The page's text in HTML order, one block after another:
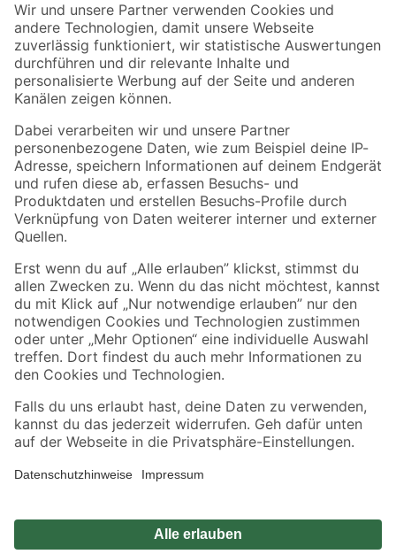
Der toom Newsletter: Keine Angebote und Aktionen mehr verpassen!
Zur Newsletter Anmeldung
Folge uns
Zahlungsarten Versandarten
Sicher einkaufen
Jetzt die toom-App herunterladen
Alle Preisangaben in EUR inkl. gesetzl. MwSt.. Die dargestellten Angebote sind unter
Umständen nicht in allen Märkten verfügbar. Die angegebenen Verfügbarkeiten beziehen
Produkte nur solange der Vorrat reicht.
*Paketversand ab 59 € versandkostenfrei, gilt nicht für Artikel mit Speditionsversand, hier
Privatsphäre Impressum